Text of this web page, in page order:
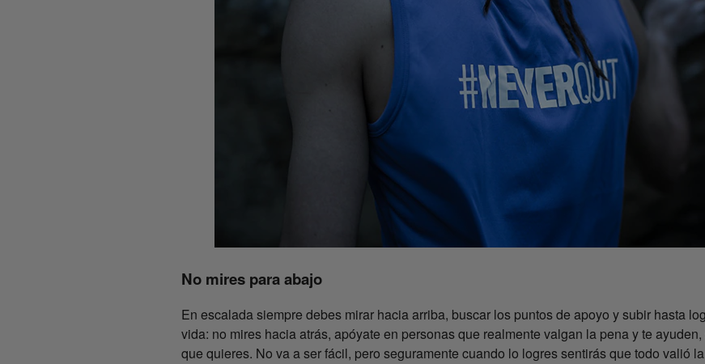
No mires para abajo
En escalada siempre debes mirar hacia arriba, buscar los puntos de apoyo y subir hasta
vida: no mires hacia atrás, apóyate en personas que realmente valgan la pena y te
que quieres. No va a ser fácil, pero seguramente cuando lo logres sentirás que todo valió